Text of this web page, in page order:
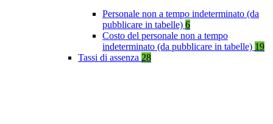
Personale non a tempo indeterminato (da
pubblicare in tabelle) 6
Costo del personale non a tempo
indeterminato (da pubblicare in tabelle) 19
Tassi di assenza 28